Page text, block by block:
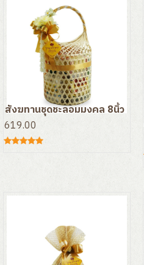
สังฆทานชุดชะลอมมงคล 8นิ้ว
619.00